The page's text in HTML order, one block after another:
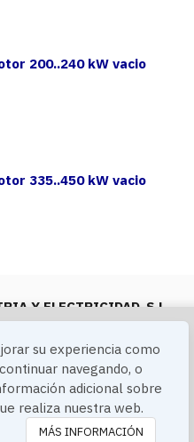
200..240 kW vacio
335..450 kW vacio
Y ELECTRICIDAD, S.L.
Generales
de Venta
su experiencia como
navegando, o
adicional sobre
realiza nuestra web.
MÁS INFORMACIÓN